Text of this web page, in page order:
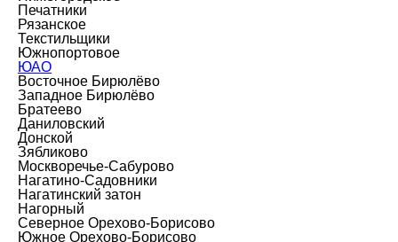
Печатники
Рязанское
Текстильщики
Южнопортовое
ЮАО
Восточное Бирюлёво
Западное Бирюлёво
Братеево
Даниловский
Донской
Зябликово
Москворечье-Сабурово
Нагатино-Садовники
Нагатинский затон
Нагорный
Северное Орехово-Борисово
Южное Орехово-Борисово